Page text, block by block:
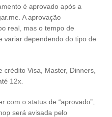
é aprovado após a
A aprovação
real, mas o tempo de
variar dependendo do tipo de
Visa, Master, Dinners,
12x.
com o status de “aprovado”,
será avisada pelo